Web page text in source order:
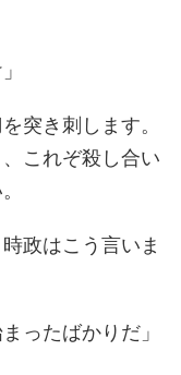
突き刺します。
これぞ殺し合い
政はこう言いま
ったばかりだ」